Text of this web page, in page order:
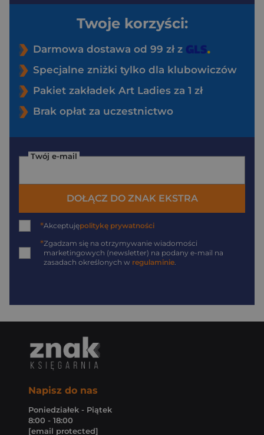
Twoje korzyści:
Darmowa dostawa od 99 zł z
Specjalne zniżki tylko dla klubowiczów
Pakiet zakładek Art Ladies za 1 zł
Brak opłat za uczestnictwo
Twój e-mail
DOŁĄCZ DO ZNAK EKSTRA
*Akceptujępolitykę prywatności
*Zgadzam się na otrzymywanie wiadomości
marketingowych (newsletter) na podany e-mail na
zasadach określonych w regulaminie
Napisz do nas
Poniedziałek - Piątek
8:00 - 18:00
[email protected]